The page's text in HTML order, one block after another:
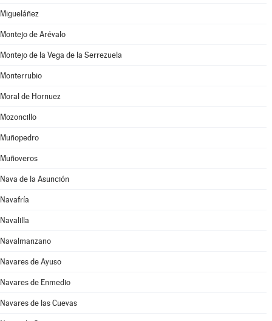
Migueláñez
Montejo de Arévalo
Montejo de la Vega de la Serrezuela
Monterrubio
Moral de Hornuez
Mozoncillo
Muñopedro
Muñoveros
Nava de la Asunción
Navafría
Navalilla
Navalmanzano
Navares de Ayuso
Navares de Enmedio
Navares de las Cuevas